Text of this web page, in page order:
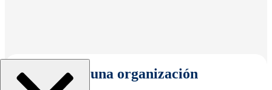
Seleccionar una organización